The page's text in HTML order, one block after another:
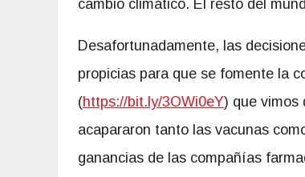
cambio climático. El resto del
Desafortunadamente, las
propicias para que se fomente la
(https://bit.ly/3OWi0eY) que vimos
acapararon tanto las vacunas
ganancias de las compañías